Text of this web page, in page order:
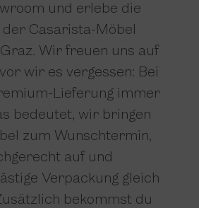
und erlebe die
Casarista-Möbel
Wir freuen uns auf
wir es vergessen: Bei
Lieferung immer
bedeutet, wir bringen
zum Wunschtermin,
auf und
Verpackung gleich
bekommst du